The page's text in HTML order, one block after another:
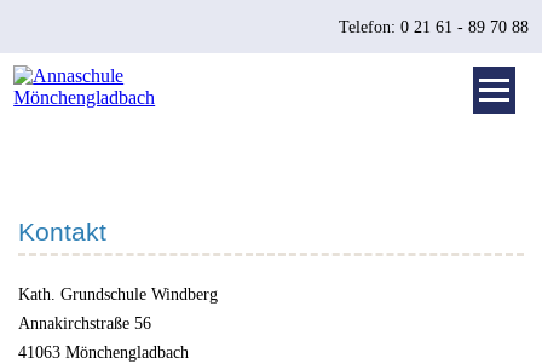
Telefon: 0 21 61 - 89 70 88
Kontakt
Kath. Grundschule Windberg
Annakirchstraße 56
41063 Mönchengladbach